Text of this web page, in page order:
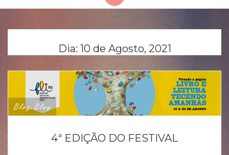
Dia: 10 de Agosto, 2021
Blog, Blog
4ª EDIÇÃO DO FESTIVAL